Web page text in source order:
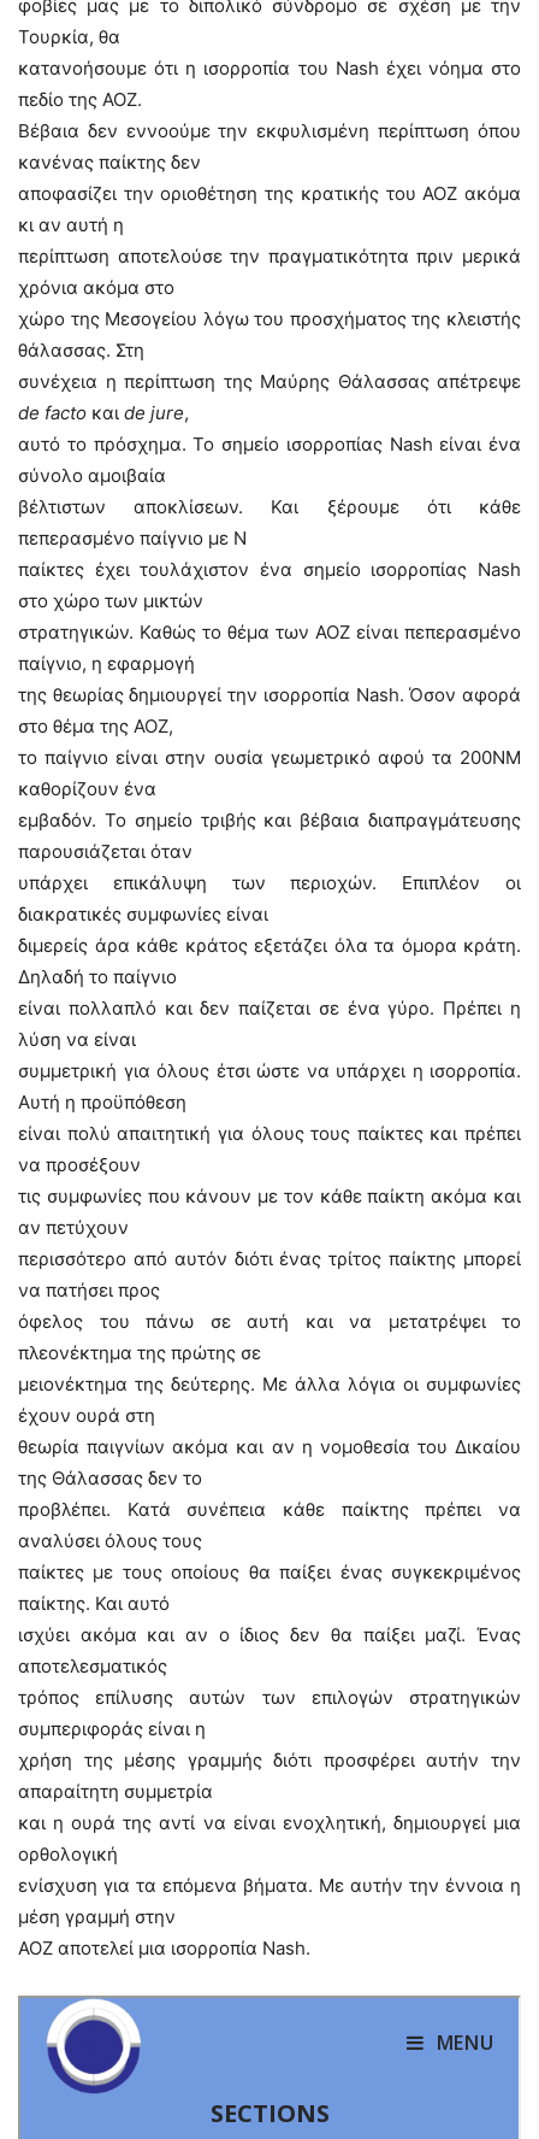
φοβίες μας με το διπολικό σύνδρομο σε σχέση με την
Τουρκία, θα
κατανοήσουμε ότι η ισορροπία του Nash έχει νόημα στο
πεδίο της ΑΟΖ.
Βέβαια δεν εννοούμε την εκφυλισμένη περίπτωση όπου
κανένας παίκτης δεν
αποφασίζει την οριοθέτηση της κρατικής του ΑΟΖ ακόμα
κι αν αυτή η
περίπτωση αποτελούσε την πραγματικότητα πριν μερικά
χρόνια ακόμα στο
χώρο της Μεσογείου λόγω του προσχήματος της κλειστής
θάλασσας. Στη
συνέχεια η περίπτωση της Μαύρης Θάλασσας απέτρεψε
de facto και de jure,
αυτό το πρόσχημα. Το σημείο ισορροπίας Nash είναι ένα
σύνολο αμοιβαία
βέλτιστων αποκλίσεων. Και ξέρουμε ότι κάθε
πεπερασμένο παίγνιο με Ν
παίκτες έχει τουλάχιστον ένα σημείο ισορροπίας Nash
στο χώρο των μικτών
στρατηγικών. Καθώς το θέμα των ΑΟΖ είναι πεπερασμένο
παίγνιο, η εφαρμογή
της θεωρίας δημιουργεί την ισορροπία Nash. Όσον αφορά
στο θέμα της ΑΟΖ,
το παίγνιο είναι στην ουσία γεωμετρικό αφού τα 200ΝΜ
καθορίζουν ένα
εμβαδόν. Το σημείο τριβής και βέβαια διαπραγμάτευσης
παρουσιάζεται όταν
υπάρχει επικάλυψη των περιοχών. Επιπλέον οι
διακρατικές συμφωνίες είναι
διμερείς άρα κάθε κράτος εξετάζει όλα τα όμορα κράτη.
Δηλαδή το παίγνιο
είναι πολλαπλό και δεν παίζεται σε ένα γύρο. Πρέπει η
λύση να είναι
συμμετρική για όλους έτσι ώστε να υπάρχει η ισορροπία.
Αυτή η προϋπόθεση
είναι πολύ απαιτητική για όλους τους παίκτες και πρέπει
να προσέξουν
τις συμφωνίες που κάνουν με τον κάθε παίκτη ακόμα και
αν πετύχουν
περισσότερο από αυτόν διότι ένας τρίτος παίκτης μπορεί
να πατήσει προς
όφελος του πάνω σε αυτή και να μετατρέψει το
πλεονέκτημα της πρώτης σε
μειονέκτημα της δεύτερης. Με άλλα λόγια οι συμφωνίες
έχουν ουρά στη
θεωρία παιγνίων ακόμα και αν η νομοθεσία του Δικαίου
της Θάλασσας δεν το
προβλέπει. Κατά συνέπεια κάθε παίκτης πρέπει να
αναλύσει όλους τους
παίκτες με τους οποίους θα παίξει ένας συγκεκριμένος
παίκτης. Και αυτό
ισχύει ακόμα και αν ο ίδιος δεν θα παίξει μαζί. Ένας
αποτελεσματικός
τρόπος επίλυσης αυτών των επιλογών στρατηγικών
συμπεριφοράς είναι η
χρήση της μέσης γραμμής διότι προσφέρει αυτήν την
απαραίτητη συμμετρία
και η ουρά της αντί να είναι ενοχλητική, δημιουργεί μια
ορθολογική
ενίσχυση για τα επόμενα βήματα. Με αυτήν την έννοια η
μέση γραμμή στην
ΑΟΖ αποτελεί μια ισορροπία Nash.